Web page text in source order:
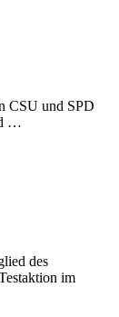
CSU und SPD
…
des
im